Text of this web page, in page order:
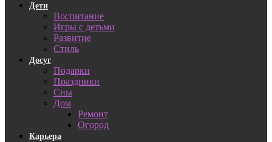
Дети
Воспитание
Игры с детьми
Развитие
Стиль
Досуг
Подарки
Праздники
Сны
Дом
Ремонт
Огород
Карьера